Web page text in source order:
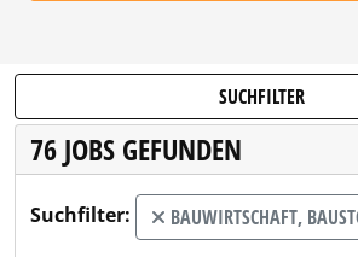
SUCHFILTER
76 JOBS GEFUNDEN
Suchfilter: BAUWIRTSCHAFT,